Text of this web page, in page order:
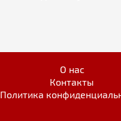
О нас
Контакты
Политика